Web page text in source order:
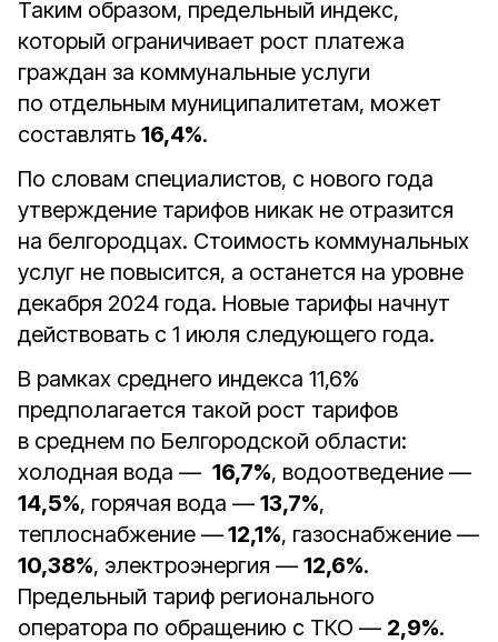
Таким образом, предельный индекс,
который ограничивает рост платежа
граждан за коммунальные услуги
по отдельным муниципалитетам, может
составлять 16,4%.
По словам специалистов, с нового года
утверждение тарифов никак не отразится
на белгородцах. Стоимость коммунальных
услуг не повысится, а останется на уровне
декабря 2024 года. Новые тарифы начнут
действовать с 1 июля следующего года.
В рамках среднего индекса 11,6%
предполагается такой рост тарифов
в среднем по Белгородской области:
холодная вода — 16,7%, водоотведение —
14,5%, горячая вода — 13,7%,
теплоснабжение —12,1%, газоснабжение —
10,38%, электроэнергия — 12,6%.
Предельный тариф регионального
оператора по обращению с ТКО — 2,9%.